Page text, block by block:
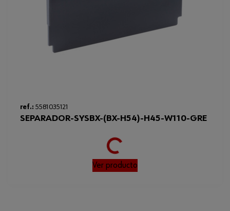
ref.: 5581035121
SEPARADOR-SYSBX-(BX-H54)-H45-W110-GRE
Loading...
Ver producto